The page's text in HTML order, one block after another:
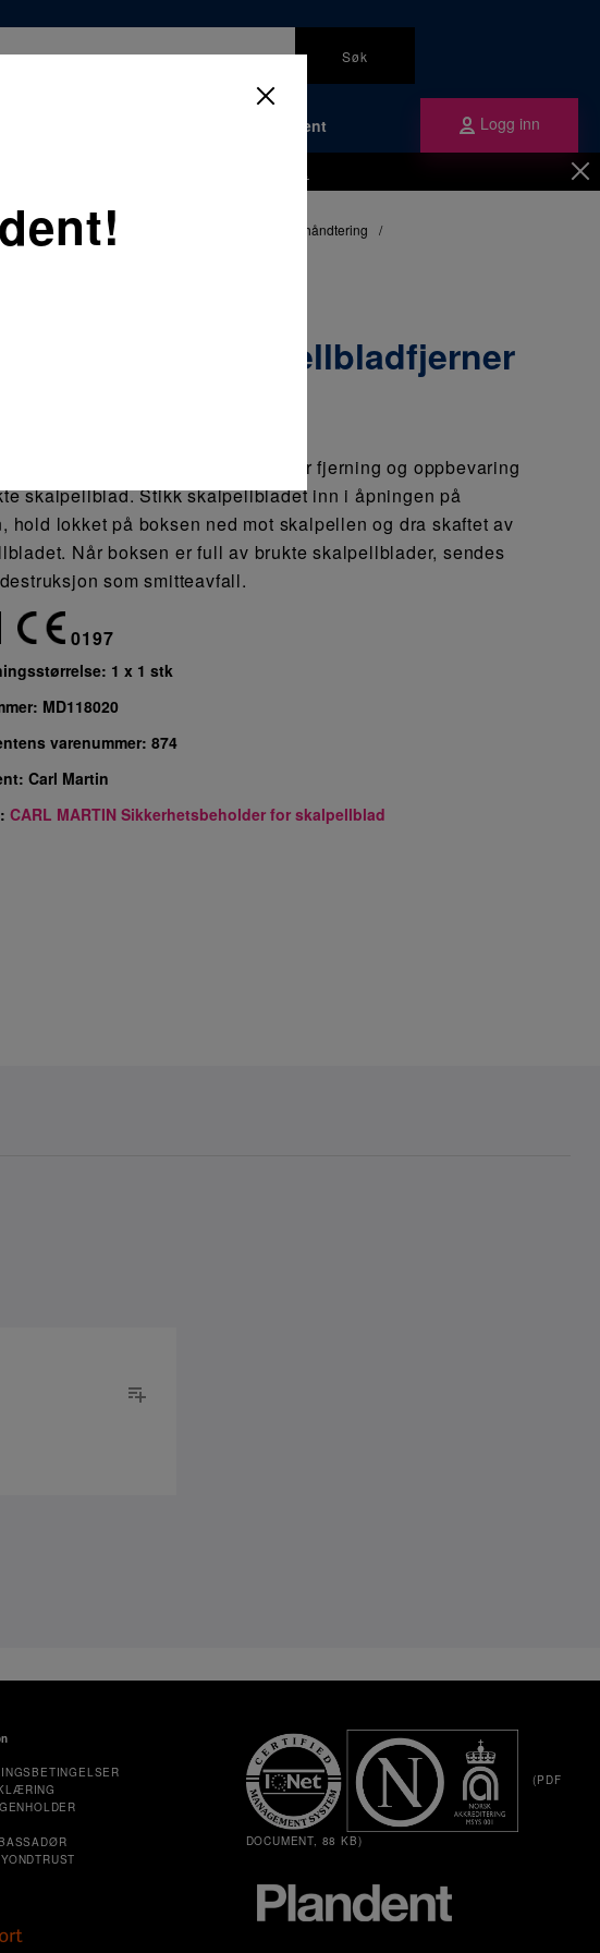
Søk
Om Plandent Logg inn
oss enda? Be om å få en kundekonto
/ Desinfeksjon og hygiene Avfallshåndtering
/
Martin 874 skalpellbladfjerner
fra Carl Martin. For sikker fjerning og oppbevaring
skalpellblad. Stikk skalpellbladet inn i åpningen på
hold lokket på boksen ned mot skalpellen og dra skaftet av
Når boksen er full av brukte skalpellblader, sendes
som smitteavfall.
0197
1 x 1 stk
MD118020
varenummer:874
Carl Martin
CARL MARTIN Sikkerhetsbeholder for skalpellblad
(PDF
DOCUMENT, 88 KB)